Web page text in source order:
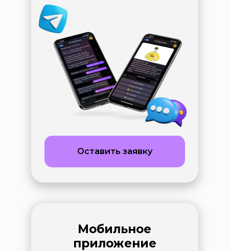
Мобильное
приложение
Оставить заявку